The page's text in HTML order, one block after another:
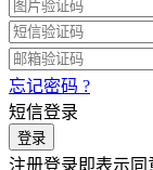
忘记密码 ?
短信登录
注册登录即表示